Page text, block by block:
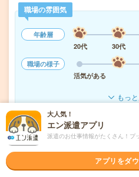
職場の雰囲気
年齢層
20代
30代
職場の様子
活気がある
もっ
気になる! 応募へ
派遣会社 株式会社
大人気！
エン派遣アプリ
派遣のお仕事情報がたくさん！プ
アプリをダ